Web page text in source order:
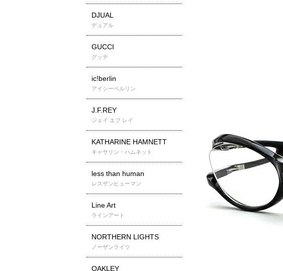
DJUAL
デュアル
GUCCI
グッチ
ic!berlin
アイシーベルリン
J.F.REY
ジェイ エフ レイ
KATHARINE HAMNETT
キャサリン・ハムネット
less than human
レスザンヒューマン
Line Art
ラインアート
NORTHERN LIGHTS
ノーザンライツ
OAKLEY